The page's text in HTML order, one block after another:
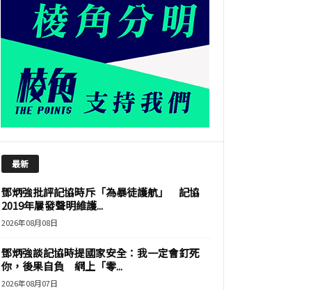
最新
鄧炳強批評記協時斥「為暴徒護航」 記協
2019年屢發聲明維護...
2026年08月08日
鄧炳強談記協時提國家安全：我一定會釘死
你，後果自負 網上「零...
2026年08月07日